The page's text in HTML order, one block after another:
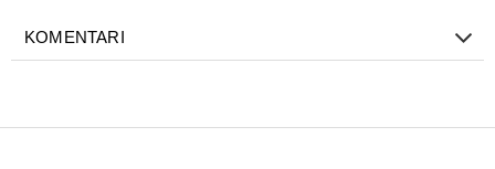
KOMENTARI